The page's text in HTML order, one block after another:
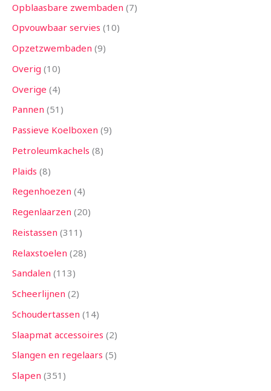
Opblaasbare zwembaden 7
Opvouwbaar servies 10
Opzetzwembaden 9
Overig 10
Overige 4
Pannen 51
Passieve Koelboxen 9
Petroleumkachels 8
Plaids 8
Regenhoezen 4
Regenlaarzen 20
Reistassen 311
Relaxstoelen 28
Sandalen 113
Scheerlijnen 2
Schoudertassen 14
Slaapmat accessoires 2
Slangen en regelaars 5
Slapen 351